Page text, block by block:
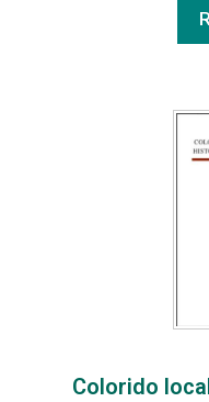
Colorido